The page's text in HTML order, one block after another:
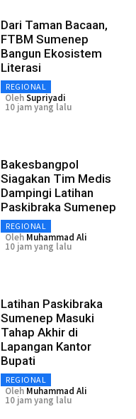
Dari Taman Bacaan,
FTBM Sumenep
Bangun Ekosistem
Literasi
REGIONAL
OlehSupriyadi
10 jam yang lalu
Bakesbangpol
Siagakan Tim Medis
Dampingi Latihan
Paskibraka Sumenep
REGIONAL
Oleh Muhammad Ali
10 jam yang lalu
Latihan Paskibraka
Sumenep Masuki
Tahap Akhir di
Lapangan Kantor
Bupati
REGIONAL
Oleh Muhammad Ali
10 jam yang lalu